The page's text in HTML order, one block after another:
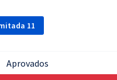
11
Aprovados